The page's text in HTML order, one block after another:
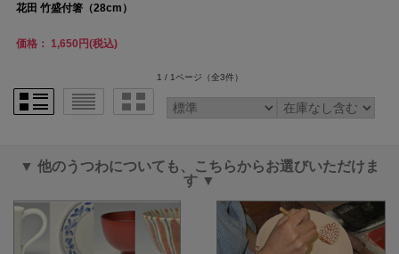
花田 竹盛付箸（28cm）
価格： 1,650円(税込)
1 / 1ページ （全3件）
▼ 他のうつわについても、こちらからお選びいただけま
す ▼